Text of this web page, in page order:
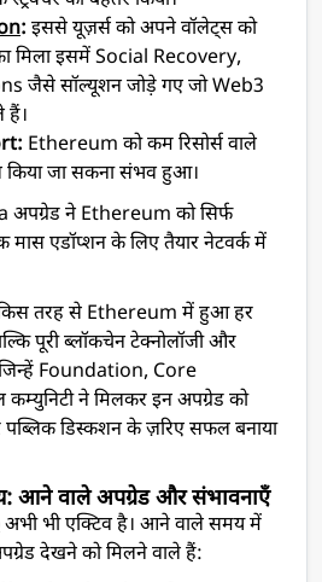
: इससे यूज़र्स को अपने वॉलेट्स को
मिला इसमें Social Recovery,
जैसे सॉल्यूशन जोड़े गए जो Web3
हैं।
Ethereum को कम रिसोर्स वाले
किया जा सकना संभव हुआ।
ने Ethereum को सिर्फ
एडॉप्शन के लिए तैयार नेटवर्क में
तरह से Ethereum में हुआ हर
पूरी ब्लॉकचेन टेक्नोलॉजी और
Foundation, Core
ने मिलकर इन अपग्रेड को
डिस्कशन के ज़रिए सफल बनाया
आने वाले अपग्रेड और संभावनाएँ
अभी भी एक्टिव है। आने वाले समय में
देखने को मिलने वाले हैं: